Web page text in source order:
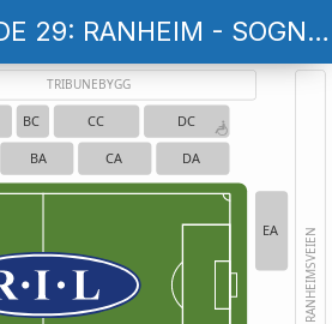
RUNDE 29: RANHEIM - SOGNDAL
BC CC DC
BA CA DA
EA RANHEIMSVEIEN
TRIBUNEBYGG